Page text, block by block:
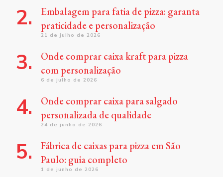
Embalagem para fatia de pizza: garanta
praticidade e personalização
21 de julho de 2026
Onde comprar caixa kraft para pizza
com personalização
6 de julho de 2026
Onde comprar caixa para salgado
personalizada de qualidade
24 de junho de 2026
Fábrica de caixas para pizza em São
Paulo: guia completo
1 de junho de 2026